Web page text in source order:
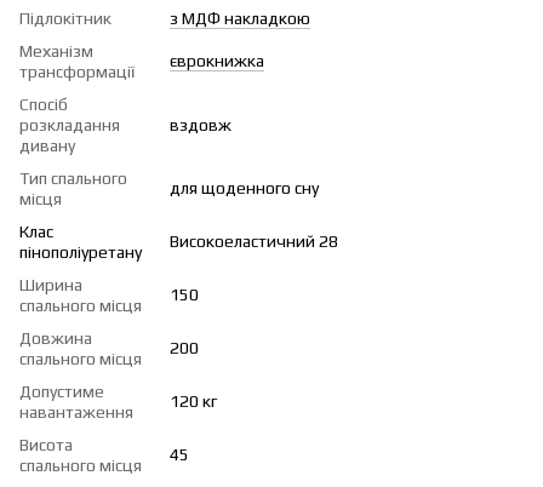
Підлокітник
з МДФ накладкою
Механізм
трансформації
єврокнижка
Спосіб
розкладання
дивану
вздовж
Тип спального
місця
для щоденного сну
Клас
пінополіуретану
Високоеластичний 28
Ширина
спального місця
150
Довжина
спального місця
200
Допустиме
навантаження
120 кг
Висота
спального місця
45